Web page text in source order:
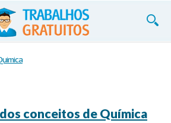
conceitos de Química